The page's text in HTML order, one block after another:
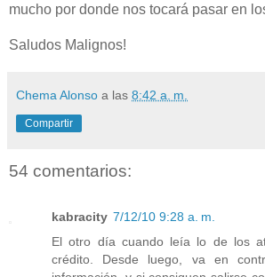
mucho por donde nos tocará pasar en
Saludos Malignos!
Chema Alonso a las 8:42 a. m.
Compartir
54 comentarios:
kabracity 7/12/10 9:28 a. m.
El otro día cuando leía lo de los
crédito. Desde luego, va en